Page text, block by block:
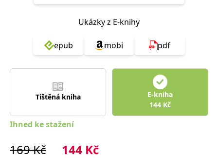
Ukázky z E-knihy
epub mobi pdf
Tištěná kniha
E-kniha
144 Kč
Ihned ke stažení
169Kč 144 Kč